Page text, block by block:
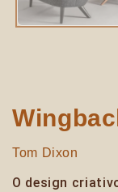
Tom Dixon
O design